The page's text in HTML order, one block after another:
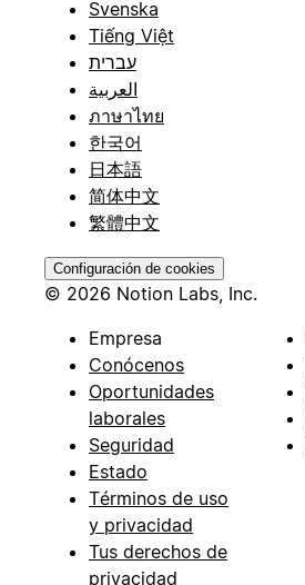
Svenska
Tiếng Việt
עברית
العربية
ภาษาไทย
한국어
日本語
简体中文
繁體中文
Configuración de cookies
© 2026 Notion Labs, Inc.
Empresa
Conócenos
Oportunidades
laborales
Seguridad
Estado
Términos de uso
y privacidad
Tus derechos de
privacidad